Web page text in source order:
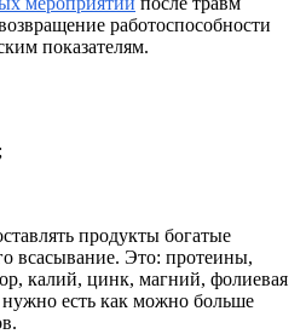
работоспособности
показателям.
продукты богатые
всасывание. Это: протеины,
калий, цинк, магний, фолиевая
есть как можно больше